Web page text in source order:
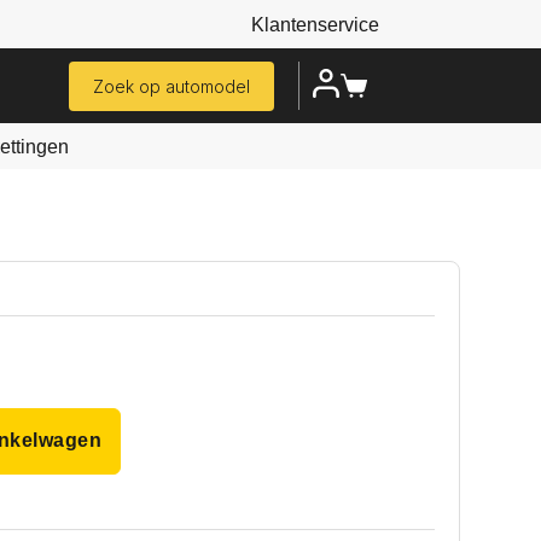
Klantenservice
Zoek op automodel